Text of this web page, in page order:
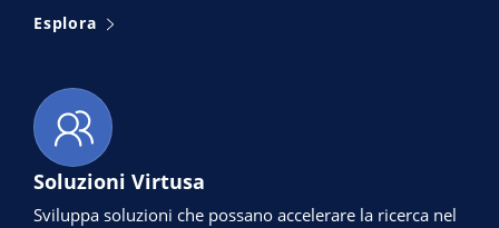
Esplora
Soluzioni Virtusa
Sviluppa soluzioni che possano accelerare la ricerca nel